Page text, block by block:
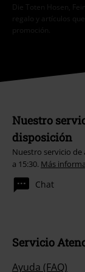
Die Toten Hosen,
regalo y artículos
promoción.
Nuestro
disposición
Nuestro servicio de
a 15:30. Más
Chat
Servicio
Ayuda (FAQ)